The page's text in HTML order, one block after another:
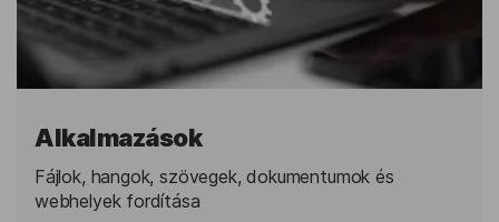
Alkalmazások
Fájlok, hangok, szövegek, dokumentumok és
webhelyek fordítása